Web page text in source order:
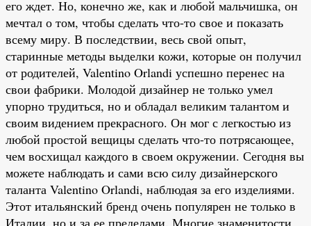
его ждет. Но, конечно же, как и любой мальчишка, он
мечтал о том, чтобы сделать что-то свое и показать
всему миру. В последствии, весь свой опыт,
старинные методы выделки кожи, которые он получил
от родителей, Valentino Orlandi успешно перенес на
свои фабрики. Молодой дизайнер не только умел
упорно трудиться, но и обладал великим талантом и
своим видением прекрасного. Он мог с легкостью из
любой простой вещицы сделать что-то потрясающее,
чем восхищал каждого в своем окружении. Сегодня вы
можете наблюдать и сами всю силу дизайнерского
таланта Valentino Orlandi, наблюдая за его изделиями.
Этот итальянский бренд очень популярен не только в
Италии, но и за ее пределами. Многие знаменитости